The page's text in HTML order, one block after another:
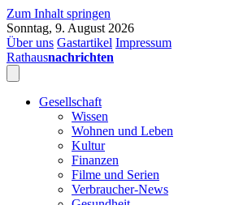
Zum Inhalt springen
Sonntag, 9. August 2026
Über uns Gastartikel Impressum
Rathausnachrichten
Gesellschaft
Wissen
Wohnen und Leben
Kultur
Finanzen
Filme und Serien
Verbraucher-News